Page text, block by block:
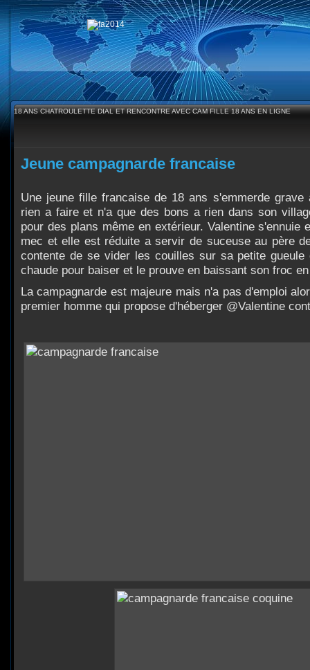
18 ANS CHATROULETTE DIAL ET RENCONTRE AVEC CAM FILLE 18 ANS EN LIGNE
Jeune campagnarde francaise
Une jeune fille francaise de 18 ans s'emmerde
rien a faire et n'a que des bons a rien dans son
pour des plans même en extérieur. Valentine s'ennuie
mec et elle est réduite a servir de suceuse au père
contente de se vider les couilles sur sa petite
chaude pour baiser et le prouve en baissant son froc
La campagnarde est majeure mais n'a pas d'emploi
premier homme qui propose d'héberger @Valentine